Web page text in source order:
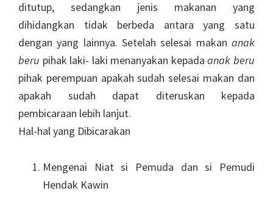
ditutup, sedangkan jenis makanan yang
dihidangkan tidak berbeda antara yang satu
dengan yang lainnya. Setelah selesai makan anak
beru pihak laki- laki menanyakan kepadaanak beru
pihak perempuan apakah sudah selesai makan dan
apakah sudah dapat diteruskan kepada
pembicaraan lebih lanjut.
Hal-hal yang Dibicarakan
Mengenai Niat si Pemuda dan si Pemudi
Hendak Kawin